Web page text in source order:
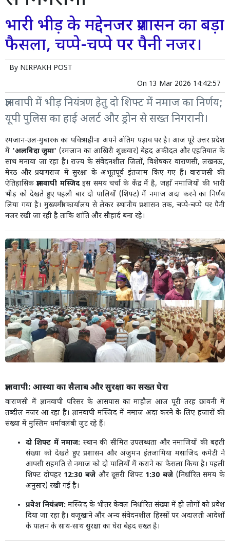
भारी भीड़ के मद्देनजर प्रशासन का बड़ा
फैसला, चप्पे-चप्पे पर पैनी नजर।
By NIRPAKH POST
On 13 Mar 2026 14:42:57
ज्ञानवापी में भीड़ नियंत्रण हेतु दो शिफ्ट में नमाज का निर्णय;
यूपी पुलिस का हाई अलर्ट और ड्रोन से सख्त निगरानी।
रमजान-उल-मुबारक का पवित्र महीना अपने अंतिम पड़ाव पर है। आज पूरे उत्तर प्रदेश
में 'अलविदा जुमा' (रमजान का आखिरी शुक्रवार) बेहद अकीदत और एहतियात के
साथ मनाया जा रहा है। राज्य के संवेदनशील जिलों, विशेषकर वाराणसी, लखनऊ,
मेरठ और प्रयागराज में सुरक्षा के अभूतपूर्व इंतजाम किए गए हैं। वाराणसी की
ऐतिहासिकज्ञानवापी मस्जिदइस समय चर्चा के केंद्र में है, जहाँ नमाजियों की भारी
भीड़ को देखते हुए पहली बार दो पालियों (शिफ्ट) में नमाज अदा करने का निर्णय
लिया गया है। मुख्यमंत्री कार्यालय से लेकर स्थानीय प्रशासन तक, चप्पे-चप्पे पर पैनी
नजर रखी जा रही है ताकि शांति और सौहार्द बना रहे।
ज्ञानवापी: आस्था का सैलाब और सुरक्षा का सख्त घेरा
वाराणसी में ज्ञानवापी परिसर के आसपास का माहौल आज पूरी तरह छावनी में
तब्दील नजर आ रहा है। ज्ञानवापी मस्जिद में नमाज अदा करने के लिए हजारों की
संख्या में मुस्लिम धर्मावलंबी जुट रहे हैं।
दो शिफ्ट में नमाज: स्थान की सीमित उपलब्धता और नमाजियों की बढ़ती
संख्या को देखते हुए प्रशासन और अंजुमन इंतजामिया मसाजिद कमेटी ने
आपसी सहमति से नमाज को दो पालियों में कराने का फैसला किया है। पहली
शिफ्ट दोपहर 12:30 बजेऔर दूसरी शिफ्ट 1:30 बजे (निर्धारित समय के
अनुसार) रखी गई है।
प्रवेश नियंत्रण: मस्जिद के भीतर केवल निर्धारित संख्या में ही लोगों को प्रवेश
दिया जा रहा है। वजूखाने और अन्य संवेदनशील हिस्सों पर अदालती आदेशों
के पालन के साथ-साथ सुरक्षा का घेरा बेहद सख्त है।